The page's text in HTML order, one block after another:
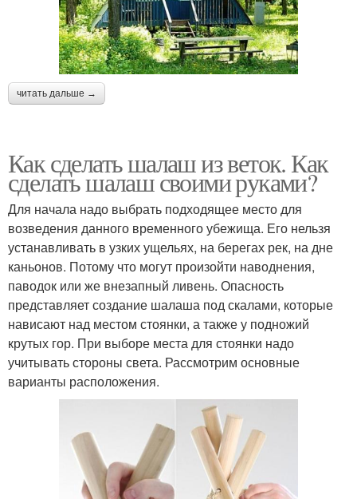
читать дальше →
Как сделать шалаш из веток. Как
сделать шалаш своими руками?
Для начала надо выбрать подходящее место для
возведения данного временного убежища. Его нельзя
устанавливать в узких ущельях, на берегах рек, на дне
каньонов. Потому что могут произойти наводнения,
паводок или же внезапный ливень. Опасность
представляет создание шалаша под скалами, которые
нависают над местом стоянки, а также у подножий
крутых гор. При выборе места для стоянки надо
учитывать стороны света. Рассмотрим основные
варианты расположения.